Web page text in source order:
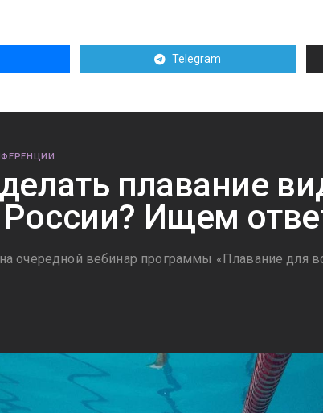
Telegram
плавание
Ищем
очередной вебинар программы «Плавание для